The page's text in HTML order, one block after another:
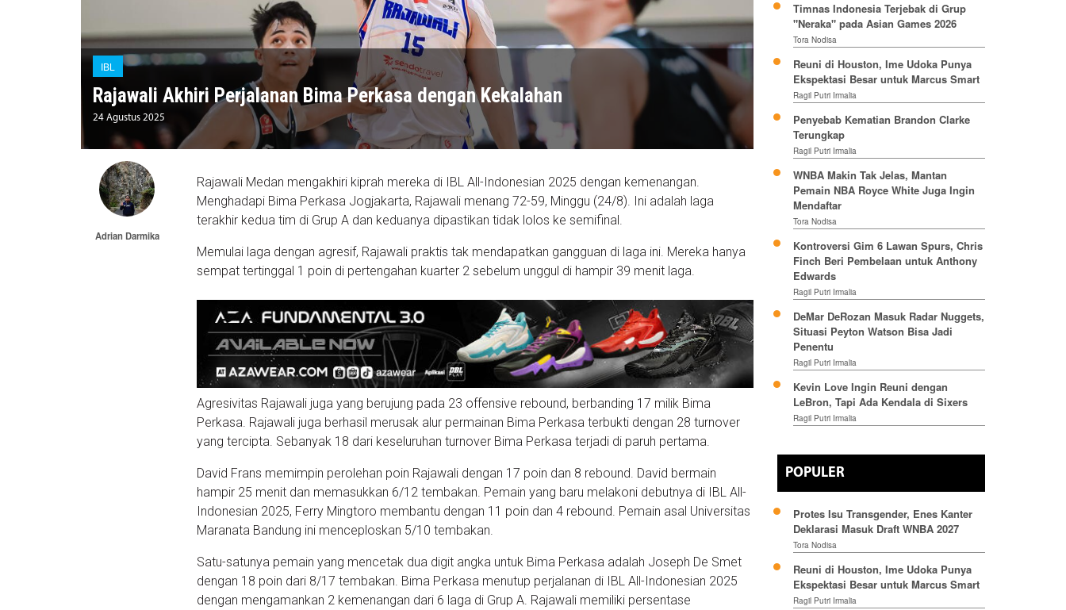
IBL
Rajawali Akhiri Perjalanan Bima Perkasa dengan Kekalahan
24 Agustus 2025
Adrian Darmika
Rajawali Medan mengakhiri kiprah mereka di IBL All-Indonesian 2025 dengan kemenangan.
Menghadapi Bima Perkasa Jogjakarta, Rajawali menang 72-59, Minggu (24/8). Ini adalah laga
terakhir kedua tim di Grup A dan keduanya dipastikan tidak lolos ke semifinal.
Memulai laga dengan agresif, Rajawali praktis tak mendapatkan gangguan di laga ini. Mereka hanya
sempat tertinggal 1 poin di pertengahan kuarter 2 sebelum unggul di hampir 39 menit laga.
Agresivitas Rajawali juga yang berujung pada 23 offensive rebound, berbanding 17 milik Bima
Perkasa. Rajawali juga berhasil merusak alur permainan Bima Perkasa terbukti dengan 28 turnover
yang tercipta. Sebanyak 18 dari keseluruhan turnover Bima Perkasa terjadi di paruh pertama.
David Frans memimpin perolehan poin Rajawali dengan 17 poin dan 8 rebound. David bermain
hampir 25 menit dan memasukkan 6/12 tembakan. Pemain yang baru melakoni debutnya di IBL All-
Indonesian 2025, Ferry Mingtoro membantu dengan 11 poin dan 4 rebound. Pemain asal Universitas
Maranata Bandung ini menceploskan 5/10 tembakan.
Satu-satunya pemain yang mencetak dua digit angka untuk Bima Perkasa adalah Joseph De Smet
dengan 18 poin dari 8/17 tembakan. Bima Perkasa menutup perjalanan di IBL All-Indonesian 2025
dengan mengamankan 2 kemenangan dari 6 laga di Grup A. Rajawali memiliki persentase
Timnas Indonesia Terjebak di Grup
"Neraka" pada Asian Games 2026
Tora Nodisa
Reuni di Houston, Ime Udoka Punya
Ekspektasi Besar untuk Marcus Smart
Ragil Putri Irmalia
Penyebab Kematian Brandon Clarke
Terungkap
Ragil Putri Irmalia
WNBA Makin Tak Jelas, Mantan
Pemain NBA Royce White Juga Ingin
Mendaftar
Tora Nodisa
Kontroversi Gim 6 Lawan Spurs, Chris
Finch Beri Pembelaan untuk Anthony
Edwards
Ragil Putri Irmalia
DeMar DeRozan Masuk Radar Nuggets,
Situasi Peyton Watson Bisa Jadi
Penentu
Ragil Putri Irmalia
Kevin Love Ingin Reuni dengan
LeBron, Tapi Ada Kendala di Sixers
Ragil Putri Irmalia
POPULER
Protes Isu Transgender, Enes Kanter
Deklarasi Masuk Draft WNBA 2027
Tora Nodisa
Reuni di Houston, Ime Udoka Punya
Ekspektasi Besar untuk Marcus Smart
Ragil Putri Irmalia